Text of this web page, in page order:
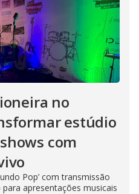
no
estúdio
com
Pop’ com transmissão
apresentações musicais